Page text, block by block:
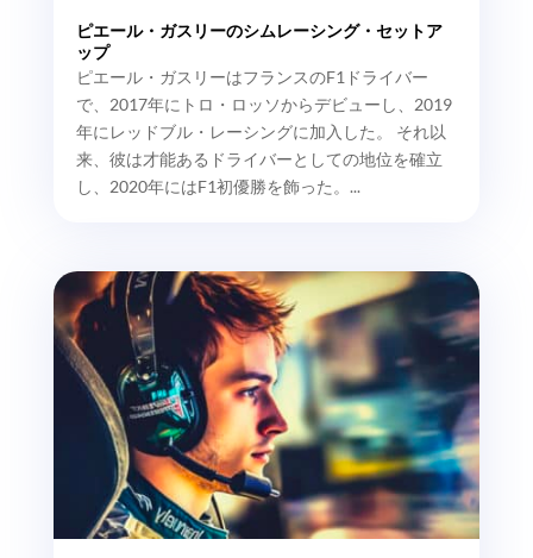
ピエール・ガスリーのシムレーシング・セットア
ップ
ピエール・ガスリーはフランスのF1ドライバー
で、2017年にトロ・ロッソからデビューし、2019
年にレッドブル・レーシングに加入した。 それ以
来、彼は才能あるドライバーとしての地位を確立
し、2020年にはF1初優勝を飾った。...